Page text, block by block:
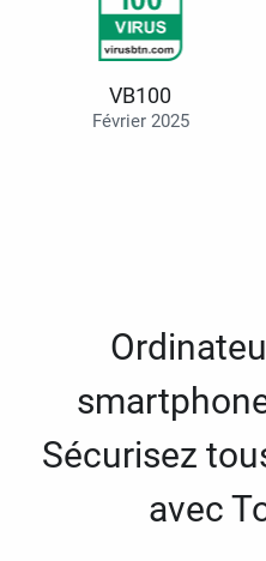
VB100
Février 2025
Sécurisez
avec